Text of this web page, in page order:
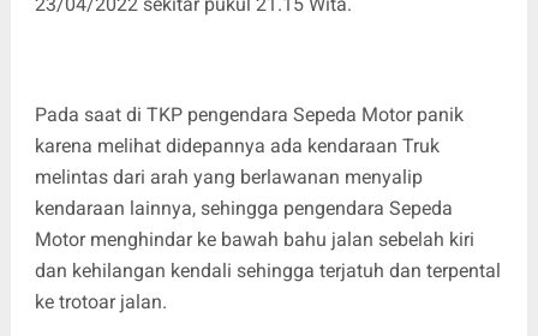
Pada saat di TKP pengendara Sepeda Motor panik
karena melihat didepannya ada kendaraan Truk
melintas dari arah yang berlawanan menyalip
kendaraan lainnya, sehingga pengendara Sepeda
Motor menghindar ke bawah bahu jalan sebelah kiri
dan kehilangan kendali sehingga terjatuh dan terpental
ke trotoar jalan.